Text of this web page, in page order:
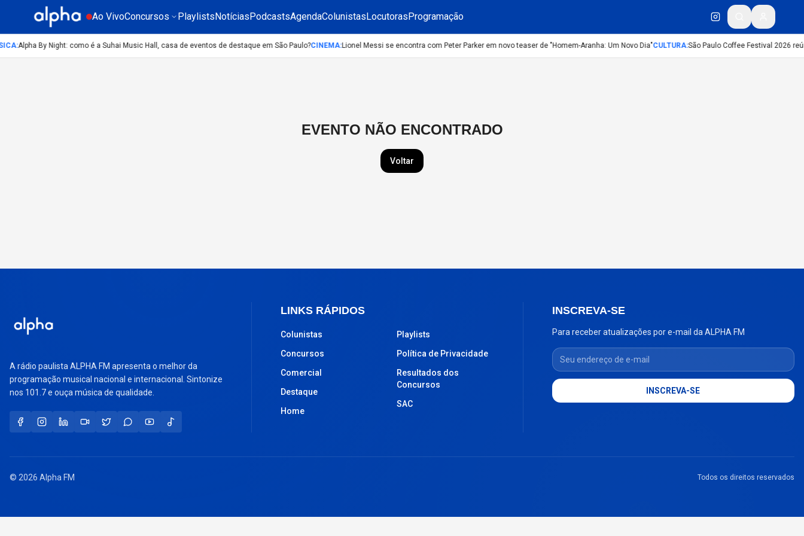
Ao VivoConcursos PlaylistsNotíciasPodcastsAgendaColunistasLocutorasProgramação
:Alpha By Night: como é a Suhai Music Hall, casa de eventos de destaque em São Paulo?CINEMA:Lionel Messi se encontra com Peter Parker em novo teaser de "Homem-Aranha: Um Novo Dia"CULTURA:São Paulo Coffee Festival 2026
EVENTO NÃO ENCONTRADO
Voltar
A rádio paulista ALPHA FM apresenta o melhor da
programação musical nacional e internacional. Sintonize
nos 101.7 e ouça música de qualidade.
LINKS RÁPIDOS
Colunistas
Concursos
Comercial
Destaque
Home
Playlists
Política de Privacidade
Resultados dos
Concursos
SAC
INSCREVA-SE
Para receber atualizações por e-mail da ALPHA FM
Seu endereço de e-mail
INSCREVA-SE
© 2026 Alpha FM Todos os direitos reservados